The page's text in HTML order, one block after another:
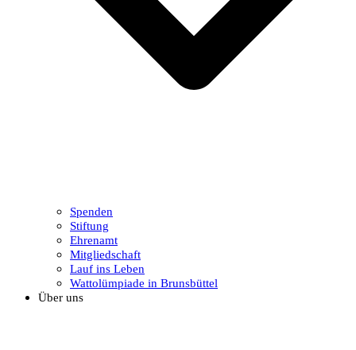
Spenden
Stiftung
Ehrenamt
Mitgliedschaft
Lauf ins Leben
Wattolümpiade in Brunsbüttel
Über uns